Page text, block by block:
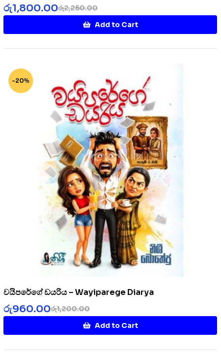
රු2,250.00
රු1,800.00
Add to Cart
-20%
වයිපරේගේ ඩයරිය – Wayiparege Diarya
රු1,200.00
රු960.00
Add to Cart